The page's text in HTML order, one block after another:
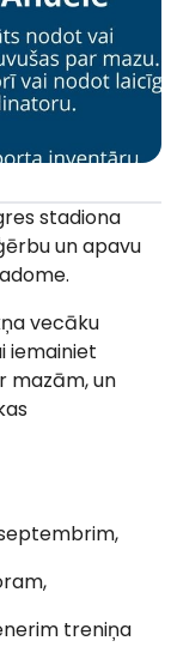
stadiona
un apavu
vecāku
iemainiet
mazām, un
treniņa